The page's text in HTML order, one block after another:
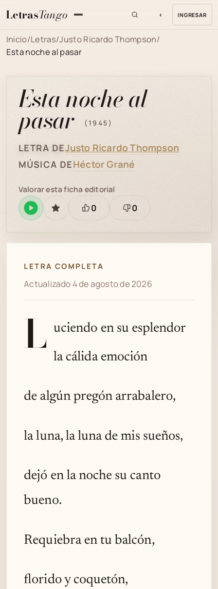
LetrasTango ◐ INGRESAR
Inicio/Letras/Justo Ricardo Thompson/
Esta noche al pasar
Esta noche al
pasar (1945)
LETRA DEJusto Ricardo Thompson
MÚSICA DEHéctor Grané
ReproducirGUARDAR
Valorar esta ficha editorial
Está
0
Necesita
0
LETRA COMPLETA
Actualizado 4 de agosto de 2026
L uciendo en su esplendor
la cálida emoción
de algún pregón arrabalero,
la luna, la luna de mis sueños,
dejó en la noche su canto
bueno.
Requiebra en tu balcón,
florido y coquetón,